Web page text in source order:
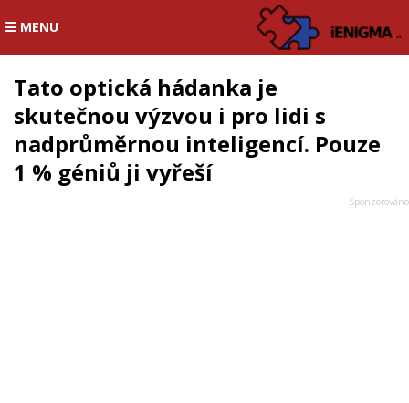
☰ MENU
Tato optická hádanka je
skutečnou výzvou i pro lidi s
nadprůměrnou inteligencí. Pouze
1 % géniů ji vyřeší